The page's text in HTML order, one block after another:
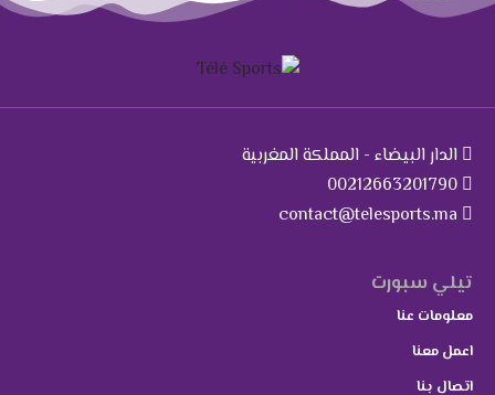
الدار البيضاء - المملكة المغربية
00212663201790
contact@telesports.ma
تيلي سبورت
معلومات عنا
اعمل معنا
اتصال بنا